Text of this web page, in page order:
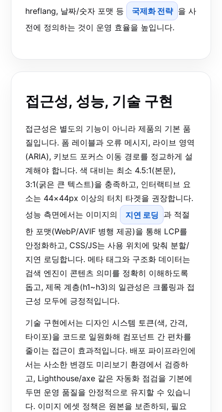
hreflang, 날짜/숫자 포맷 등
국제화 전략 을 사
전에 정의하는 것이 운영 효율을 높입니다.
접근성, 성능, 기술 구현
접근성은 별도의 기능이 아니라 제품의 기본 품
질입니다. 폼 레이블과 오류 메시지, 라이브 영역
(ARIA), 키보드 포커스 이동 경로를 정교하게 설
계해야 합니다. 색 대비는 최소 4.5:1(본문),
3:1(굵은 큰 텍스트)을 충족하고, 인터랙티브 요
소는 44×44px 이상의 터치 타겟을 권장합니다.
성능 측면에서는 이미지의
지연 로딩 과 적절
한 포맷(WebP/AVIF 병행 제공)을 통해 LCP를
안정화하고, CSS/JS는 사용 위치에 맞춰 분할/
지연 로딩합니다. 메타 태그와 구조화 데이터는
검색 엔진이 콘텐츠 의미를 정확히 이해하도록
돕고, 제목 계층(h1~h3)의 일관성은 크롤링과 접
근성 모두에 긍정적입니다.
기술 구현에서는 디자인 시스템 토큰(색, 간격,
타이포)을 코드로 일원화해 컴포넌트 간 편차를
줄이는 접근이 효과적입니다. 배포 파이프라인에
서는 사소한 변경도 미리보기 환경에서 검증하
고, Lighthouse/axe 같은 자동화 점검을 기본에
두면 운영 품질을 안정적으로 유지할 수 있습니
다. 이미지 에셋 정책은 원본을 보존하되, 필요